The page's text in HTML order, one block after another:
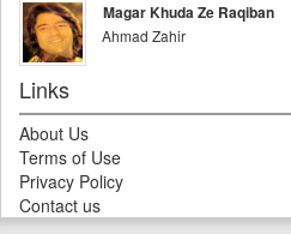
Magar Khuda Ze Raqiban
Ahmad Zahir
Links
About Us
Terms of Use
Privacy Policy
Contact us